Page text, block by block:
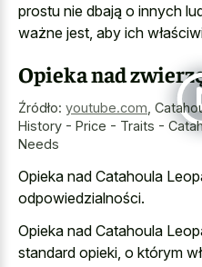
prostu nie dbają o innych
ważne jest, aby ich
Opieka nad
Źródło: youtube.com
History - Price - Traits -
Needs
Opieka nad Catahoula
odpowiedzialności.
Opieka nad Catahoula
standard opieki, o którym